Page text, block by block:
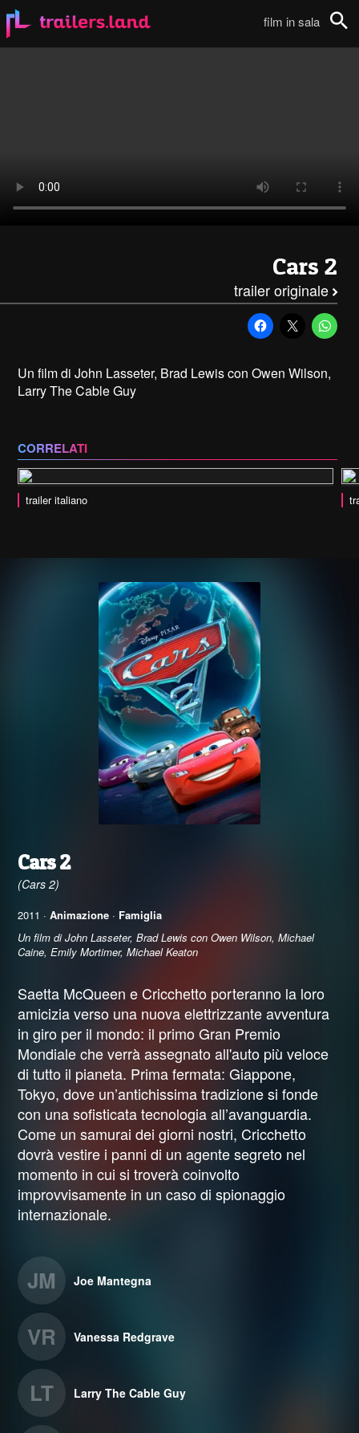
film in sala
Cars 2
trailer originale
Un film di John Lasseter, Brad Lewis con Owen Wilson,
Larry The Cable Guy
CORRELATI
trailer italiano
Cars 2
(Cars 2)
2011 · Animazione · Famiglia
Un film di John Lasseter, Brad Lewis con Owen Wilson, Michael
Caine, Emily Mortimer, Michael Keaton
Saetta McQueen e Cricchetto porteranno la loro
amicizia verso una nuova elettrizzante avventura
in giro per il mondo: il primo Gran Premio
Mondiale che verrà assegnato all'auto più veloce
di tutto il pianeta. Prima fermata: Giappone,
Tokyo, dove un’antichissima tradizione si fonde
con una sofisticata tecnologia all’avanguardia.
Come un samurai dei giorni nostri, Cricchetto
dovrà vestire i panni di un agente segreto nel
momento in cui si troverà coinvolto
improvvisamente in un caso di spionaggio
internazionale.
JM Joe Mantegna
VR Vanessa Redgrave
LT Larry The Cable Guy